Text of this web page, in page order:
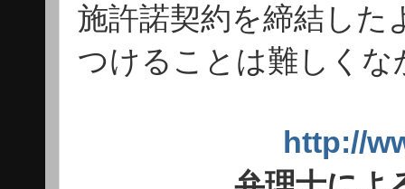
施許諾契約を締結した
つけることは難しく
http://